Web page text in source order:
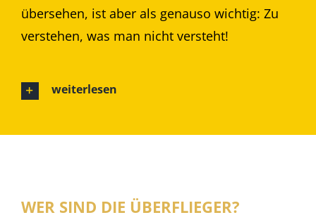
übersehen, ist aber als genauso wichtig: Zu
verstehen, was man nicht versteht!
weiterlesen
WER SIND DIE ÜBERFLIEGER?